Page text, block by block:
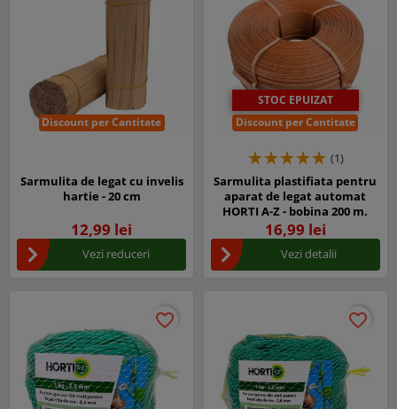
Discount per Cantitate
Sarmulita de legat cu invelis
hartie - 20 cm
12,99 lei
Vezi reduceri
STOC EPUIZAT
Discount per Cantitate
(1)
Sarmulita plastifiata pentru
aparat de legat automat
HORTI A-Z - bobina 200 m.
16,99 lei
Vezi detalii
favorite_border
favorite_border favorite_border
favorite_border